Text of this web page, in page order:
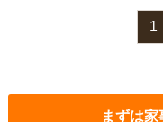
1
まずは